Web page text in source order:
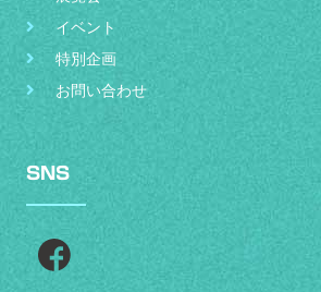
イベント
特別企画
お問い合わせ
SNS